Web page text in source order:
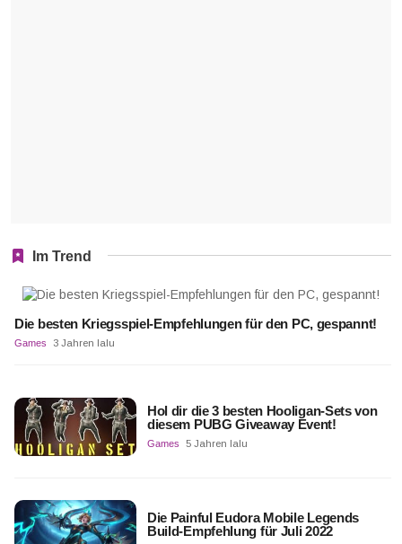
Im Trend
Die besten Kriegsspiel-Empfehlungen für den PC, gespannt!
Games 3 Jahren lalu
Hol dir die 3 besten Hooligan-Sets von
diesem PUBG Giveaway Event!
Games 5 Jahren lalu
Die Painful Eudora Mobile Legends
Build-Empfehlung für Juli 2022